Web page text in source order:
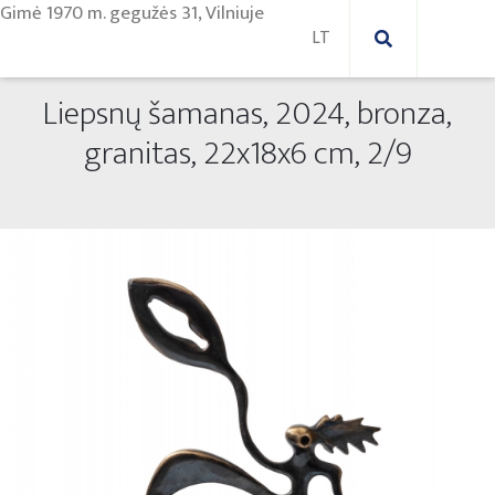
Nauji paveikslai
Paveikslai ant drobės
Paveikslai ant popieriaus
Liaudies skulptūros
Liepsnų šamanas, 2024, bronza,
granitas, 22x18x6 cm, 2/9
Gimė 1970 m. ge­gu­žės 31, Vil­niu­je